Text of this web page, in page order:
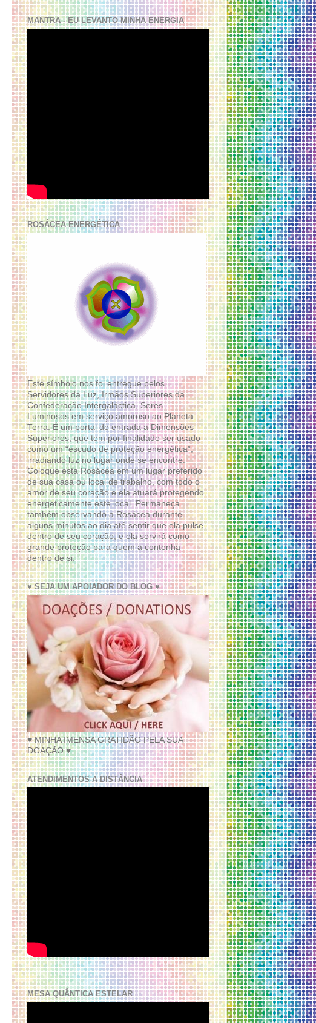
MANTRA - EU LEVANTO MINHA ENERGIA
ROSÁCEA ENERGÉTICA
Este símbolo nos foi entregue pelos
Servidores da Luz, Irmãos Superiores da
Confederação Intergaláctica, Seres
Luminosos em serviço amoroso ao Planeta
Terra. É um portal de entrada a Dimensões
Superiores, que tem por finalidade ser usado
como um “escudo de proteção energética”,
irradiando luz no lugar onde se encontre.
Coloque esta Rosácea em um lugar preferido
de sua casa ou local de trabalho, com todo o
amor de seu coração e ela atuará protegendo
energeticamente este local. Permaneça
também observando a Rosácea durante
alguns minutos ao dia até sentir que ela pulse
dentro de seu coração, e ela servirá como
grande proteção para quem a contenha
dentro de si.
♥ SEJA UM APOIADOR DO BLOG ♥
♥ MINHA IMENSA GRATIDÃO PELA SUA
DOAÇÃO ♥
ATENDIMENTOS A DISTÂNCIA
MESA QUÂNTICA ESTELAR